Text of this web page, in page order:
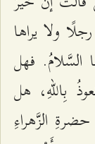
ولا یراها
السَّلامُ. فهل
بِاللّهِ، هل
الزَّهراءِ